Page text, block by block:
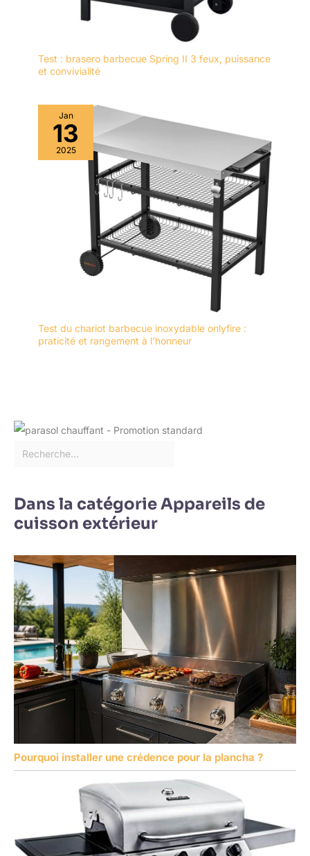
Test : brasero barbecue Spring II 3 feux, puissance
et convivialité
Jan
13
2025
Test du chariot barbecue inoxydable onlyfire :
praticité et rangement à l’honneur
Dans la catégorie Appareils de
cuisson extérieur
Pourquoi installer une crédence pour la plancha ?